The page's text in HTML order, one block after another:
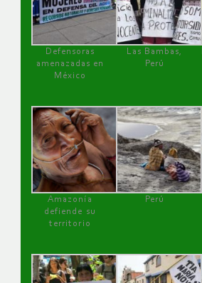
Defensoras
amenazadas en
México
Las Bambas,
Perú
Amazonía
defiende su
territorio
Perú